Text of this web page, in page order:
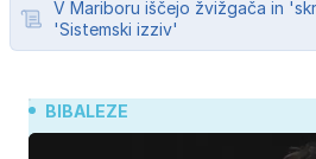
V Mariboru iščejo žvižgača in
'Sistemski izziv'
BIBALEZE